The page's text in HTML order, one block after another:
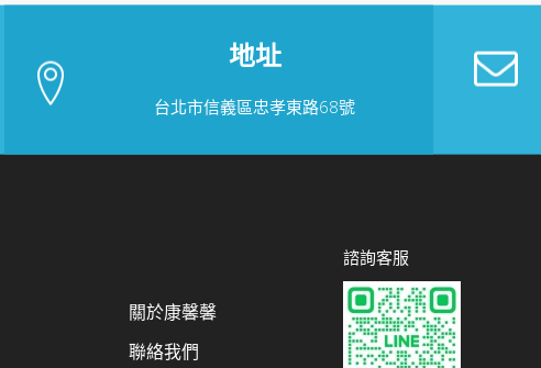
地址
台北市信義區忠孝東路68號
關於康馨馨
聯絡我們
諮詢客服